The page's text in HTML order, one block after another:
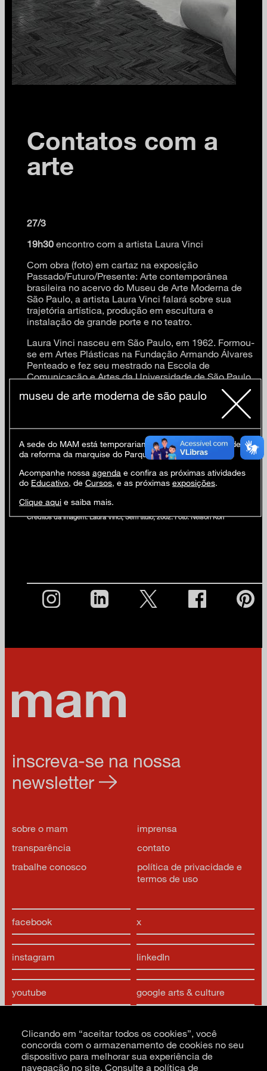
Contatos com a
arte
27/3
19h30 encontro com a artista Laura Vinci
Com obra (foto) em cartaz na exposição
Passado/Futuro/Presente: Arte contemporânea
brasileira no acervo do Museu de Arte Moderna de
São Paulo, a artista Laura Vinci falará sobre sua
trajetória artística, produção em escultura e
instalação de grande porte e no teatro.
Laura Vinci nasceu em São Paulo, em 1962. Formou-
se em Artes Plásticas na Fundação Armando Álvares
Penteado e fez seu mestrado na Escola de
Comunicação e Artes da Universidade de São Paulo.
Informações: 11 5085 1313 ou pelo e-mail
contatoscomaarte@mam.org.br
Inscriçõesaqui .
Créditos da imagem: Laura Vinci, Sem título, 2002. Foto: Nelson Kon
facebook x
instagram linkedIn
youtube google arts & culture
inscreva-se na nossa
newsletter
sobre o mam
imprensa
transparência
contato
trabalhe conosco
política de privacidade e
termos de uso
museu de arte moderna de são paulo
A sede do MAM está temporariamente fechada em virtude
da reforma da marquise do Parque Ibirapuera.
Acompanhe nossa agenda e confira as próximas atividades
do Educativo, de Cursos, e as próximas exposições.
Clique aqui e saiba mais.
Clicando em “aceitar todos os cookies”, você
concorda com o armazenamento de cookies no seu
dispositivo para melhorar sua experiência de
navegação no site. Consulte a política de